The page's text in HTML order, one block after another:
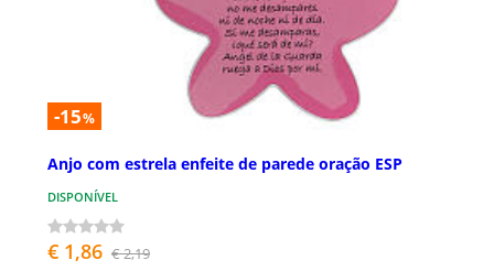
-15%
Anjo com estrela enfeite de parede oração ESP
DISPONÍVEL
€ 1,86 € 2,19